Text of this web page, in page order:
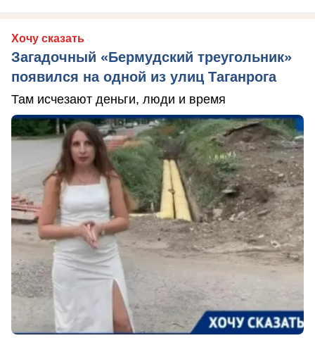
Хочу сказать
Загадочный «Бермудский треугольник»
появился на одной из улиц Таганрога
Там исчезают деньги, люди и время